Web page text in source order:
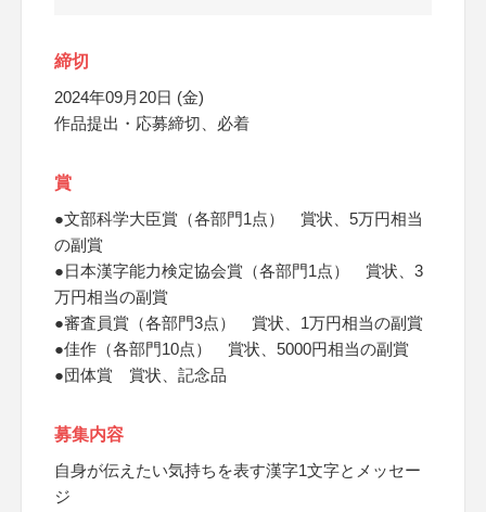
締切
2024年09月20日 (金)
作品提出・応募締切、必着
賞
●文部科学大臣賞（各部門1点） 賞状、5万円相当
の副賞
●日本漢字能力検定協会賞（各部門1点） 賞状、3
万円相当の副賞
●審査員賞（各部門3点） 賞状、1万円相当の副賞
●佳作（各部門10点） 賞状、5000円相当の副賞
●団体賞 賞状、記念品
募集内容
自身が伝えたい気持ちを表す漢字1文字とメッセー
ジ